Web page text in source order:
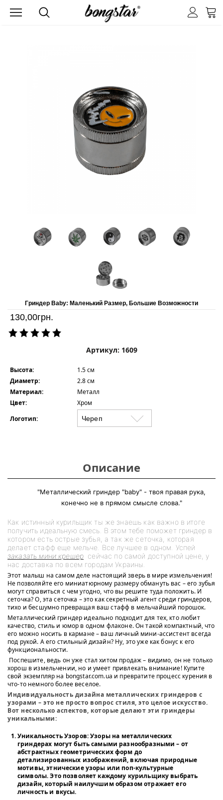
Гриндер Baby: Маленький Размер, Большие Возможности
130,00грн.
Артикул: 1609
Высота:
1.5 см
Диаметр:
2.8 см
Материал:
Металл
Цвет:
Хром
Логотип:
Описание
"Металлический гриндер "baby" - твоя правая рука,
конечно не в прямом смысле слова."
Как истинный курильщик ты же знаешь как важно в итоге
получить идеальную смесь. В этом тебе поможет гриндер в
котором есть острые зубья, а так же сеточка, которая
делает стафф еще мельче. Все лучшее в одном. Успей
заказать мини крешер сейчас по самой доступной цене, у
нас доставка по всем городам Украины.
Этот малыш на самом деле настоящий зверь в мире измельчения!
Не позволяйте его миниатюрному размеру обмануть вас – его зубья
могут справиться с чем угодно, что вы решите туда положить. И
сеточка? О, эта сеточка – это как секретный агент среди гриндеров,
тихо и бесшумно превращая ваш стафф в мельчайший порошок.
Металлический гриндер идеально подходит для тех, кто любит
качество, стиль и юмор в одном флаконе. Он такой компактный, что
его можно носить в кармане – ваш личный мини-ассистент всегда
под рукой. А его стильный дизайн? Ну, это уже как бонус к его
функциональности.
Поспешите, ведь он уже стал хитом продаж – видимо, он не только
хорош в измельчении, но и умеет привлекать внимание! Купите
свой экземпляр на bongstar.com.ua и превратите процесс курения в
что-то немного более веселое.
Индивидуальность дизайна металлических гриндеров с
узорами – это не просто вопрос стиля, это целое искусство.
Вот несколько аспектов, которые делают эти гриндеры
уникальными:
Уникальность Узоров:Узоры на металлических
гриндерах могут быть самыми разнообразными – от
абстрактных геометрических форм до
детализированных изображений, включая природные
мотивы, этнические узоры или поп-культурные
символы. Это позволяет каждому курильщику выбрать
дизайн, который наилучшим образом отражает его
личность и вкусы.